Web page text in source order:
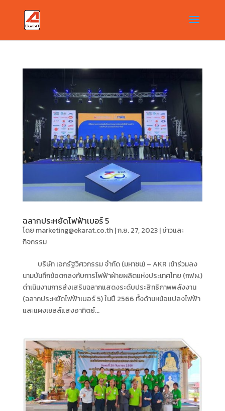
ฉลากประหยัดไฟฟ้าเบอร์ 5
โดย marketing@ekarat.co.th|ก.ย. 27, 2023|ข่าวและ
กิจกรรม
บริษัท เอกรัฐวิศวกรรม จำกัด (มหาชน) – AKR เข้าร่วมลง
นามบันทึกข้อตกลงกับการไฟฟ้าฝ่ายผลิตแห่งประเทศไทย (กฟผ.)
ดำเนินงานการส่งเสริมฉลากแสดงระดับประสิทธิภาพพลังงาน
(ฉลากประหยัดไฟฟ้าเบอร์ 5) ในปี 2566 ทั้งด้านหม้อแปลงไฟฟ้า
และแผงเซลล์แสงอาทิตย์...